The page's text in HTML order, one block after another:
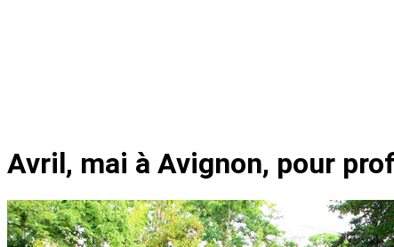
Avril, mai à Avignon, pour